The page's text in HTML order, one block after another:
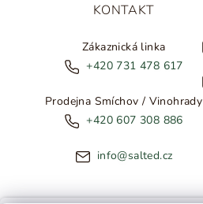
KONTAKT
Zákaznická linka
+420 731 478 617
Prodejna Smíchov / Vinohrady
+420 607 308 886
info@salted.cz